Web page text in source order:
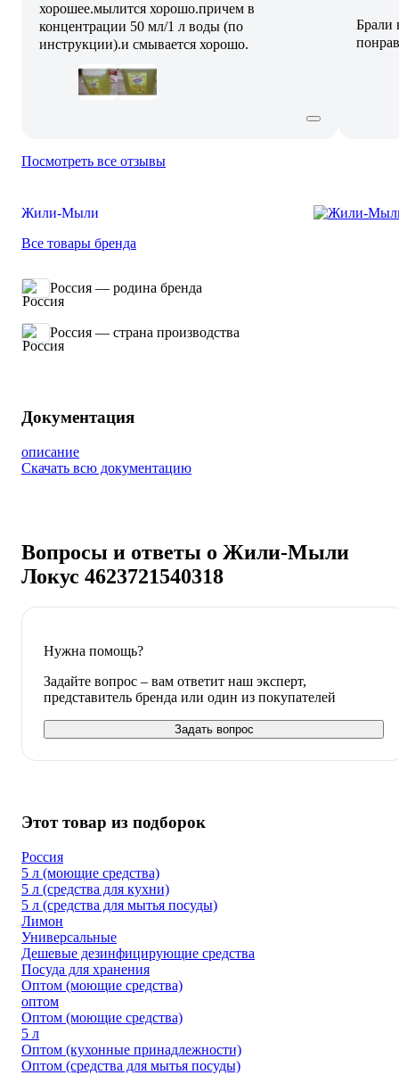
хорошее.мылится хорошо.причем в
концентрации 50 мл/1 л воды (по
инструкции).и смывается хорошо.
Брали
Посмотреть все отзывы
Жили-Мыли
Все товары бренда
Россия — родина бренда
Россия — страна производства
Документация
описание
Скачать всю документацию
Вопросы и ответы о Жили-Мыли
Локус 4623721540318
Нужна помощь?
Задайте вопрос – вам ответит наш эксперт,
представитель бренда или один из покупателей
Задать вопрос
Этот товар из подборок
Россия
5 л (моющие средства)
5 л (средства для кухни)
5 л (средства для мытья посуды)
Лимон
Универсальные
Дешевые дезинфицирующие средства
Посуда для хранения
Оптом (моющие средства)
оптом
Оптом (моющие средства)
5 л
Оптом (кухонные принадлежности)
Оптом (средства для мытья посуды)